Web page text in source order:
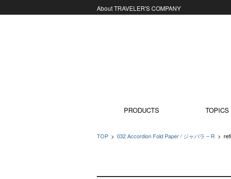
About TRAVELER'S COMPANY
PRODUCTS
TOP > 032 Accordion Fold Paper / ジャバラ – R >